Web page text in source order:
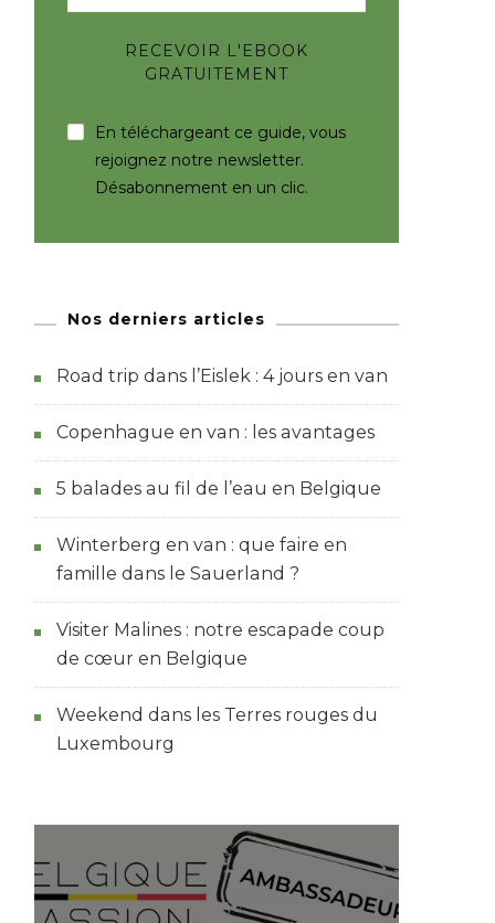
En téléchargeant ce guide, vous
rejoignez notre newsletter.
Désabonnement en un clic.
Nos derniers articles
Road trip dans l’Eislek : 4 jours en van
Copenhague en van : les avantages
5 balades au fil de l’eau en Belgique
Winterberg en van : que faire en
famille dans le Sauerland ?
Visiter Malines : notre escapade coup
de cœur en Belgique
Weekend dans les Terres rouges du
Luxembourg